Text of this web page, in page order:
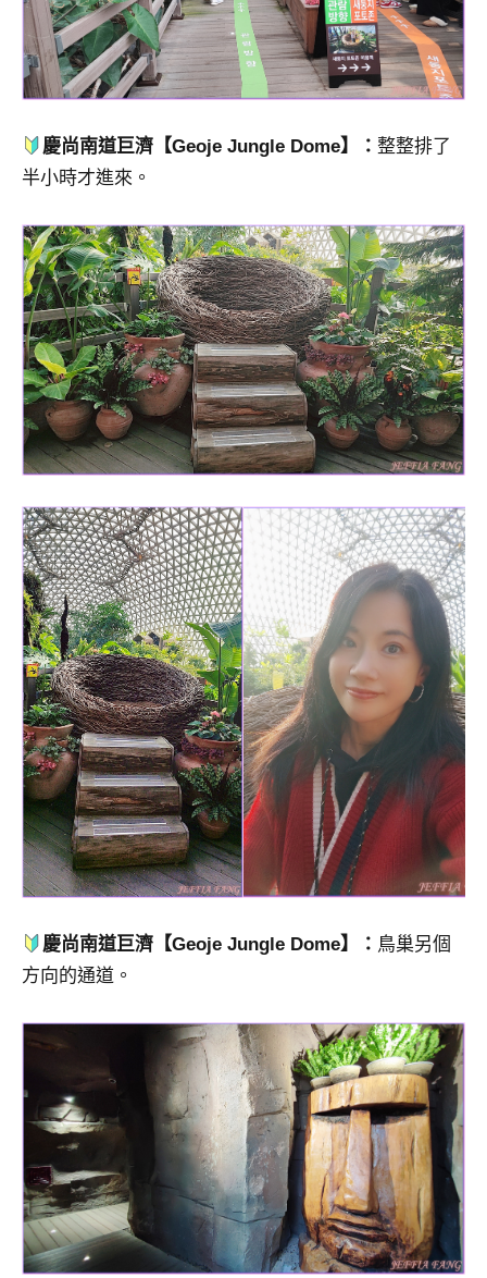
慶尚南道巨濟【Geoje Jungle Dome】 ：整整排了
半小時才進來。
慶尚南道巨濟【Geoje Jungle Dome】 ： 鳥巢另個
方向的通道。